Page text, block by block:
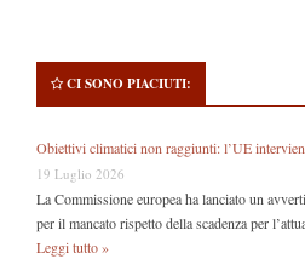
CI SONO PIACIUTI:
Obiettivi climatici non raggiunti: l’UE
19 Luglio 2026
La Commissione europea ha lanciato un
per il mancato rispetto della scadenza per
Leggi tutto »